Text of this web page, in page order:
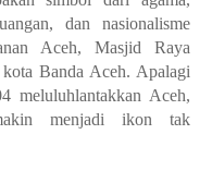
dan nasionalisme
Aceh, Masjid Raya
kota Banda Aceh. Apalagi
meluluhlantakkan Aceh,
menjadi ikon tak